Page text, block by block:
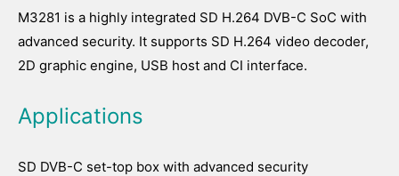
M3281 is a highly integrated SD H.264 DVB-C SoC with
advanced security. It supports SD H.264 video decoder,
2D graphic engine, USB host and CI interface.
Applications
SD DVB-C set-top box with advanced security